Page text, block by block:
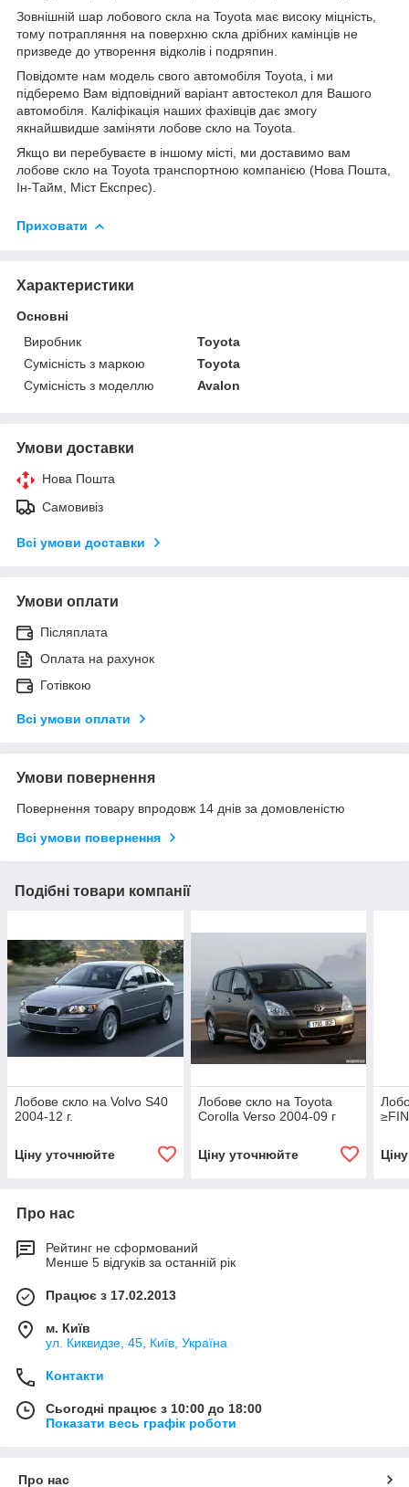
Зовнішній шар лобового скла на Toyota має високу міцність,
тому потрапляння на поверхню скла дрібних камінців не
призведе до утворення відколів і подряпин.
Повідомте нам модель свого автомобіля Toyota, і ми
підберемо Вам відповідний варіант автостекол для Вашого
автомобіля. Каліфікація наших фахівців дає змогу
якнайшвидше заміняти лобове скло на Toyota.
Якщо ви перебуваєте в іншому місті, ми доставимо вам
лобове скло на Toyota транспортною компанією (Нова Пошта,
Ін-Тайм, Міст Експрес).
Приховати
Характеристики
Основні
Виробник
Toyota
Сумісність з маркою
Toyota
Сумісність з моделлю
Avalon
Умови доставки
Нова Пошта
Самовивіз
Всі умови доставки
Умови оплати
Післяплата
Оплата на рахунок
Готівкою
Всі умови оплати
Умови повернення
Повернення товару впродовж 14 днів за домовленістю
Всі умови повернення
Подібні товари компанії
Лобове скло на Volvo S40
2004-12 г.
Ціну уточнюйте
Лобове скло на Toyota
Corolla Verso 2004-09 г
Ціну уточнюйте
Про нас
Рейтинг не сформований
Менше 5 відгуків за останній рік
Працює з 17.02.2013
м. Київ
ул. Киквидзе, 45, Київ, Україна
Контакти
Сьогодні працює з 10:00 до 18:00
Показати весь графік роботи
Про нас